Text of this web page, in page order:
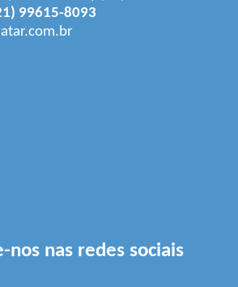
99615-8093
nos nas redes sociais